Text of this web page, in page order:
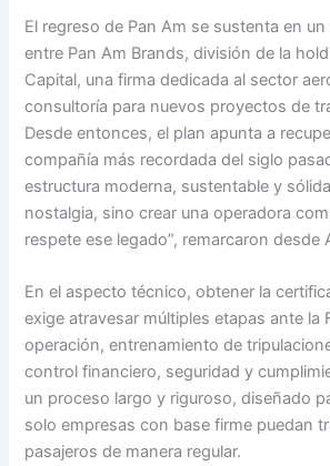
El regreso de Pan Am se sustenta en
entre Pan Am Brands, división de la
Capital, una firma dedicada al sector
consultoría para nuevos proyectos de
Desde entonces, el plan apunta a
compañía más recordada del siglo
estructura moderna, sustentable y
nostalgia, sino crear una operadora
respete ese legado”, remarcaron desde
En el aspecto técnico, obtener la
exige atravesar múltiples etapas ante la
operación, entrenamiento de
control financiero, seguridad y
un proceso largo y riguroso, diseñado
solo empresas con base firme puedan
pasajeros de manera regular.